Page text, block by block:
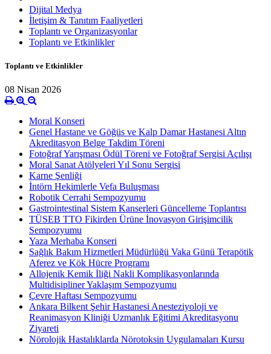
Dijital Medya
İletişim & Tanıtım Faaliyetleri
Toplantı ve Organizasyonlar
Toplantı ve Etkinlikler
Toplantı ve Etkinlikler
08 Nisan 2026
Moral Konseri
Genel Hastane ve Göğüs ve Kalp Damar Hastanesi Altın
Akreditasyon Belge Takdim Töreni
Fotoğraf Yarışması Ödül Töreni ve Fotoğraf Sergisi Açılışı
Moral Sanat Atölyeleri Yıl Sonu Sergisi
Karne Şenliği
İntörn Hekimlerle Vefa Buluşması
Robotik Cerrahi Sempozyumu
Gastrointestinal Sistem Kanserleri Güncelleme Toplantısı
TÜSEB TTO Fikirden Ürüne İnovasyon Girişimcilik
Sempozyumu
Yaza Merhaba Konseri
Sağlık Bakım Hizmetleri Müdürlüğü Vaka Günü Terapötik
Aferez ve Kök Hücre Programı
Allojenik Kemik İliği Nakli Komplikasyonlarında
Multidisipliner Yaklaşım Sempozyumu
Çevre Haftası Sempozyumu
Ankara Bilkent Şehir Hastanesi Anesteziyoloji ve
Reanimasyon Kliniği Uzmanlık Eğitimi Akreditasyonu
Ziyareti
Nörolojik Hastalıklarda Nörotoksin Uygulamaları Kursu